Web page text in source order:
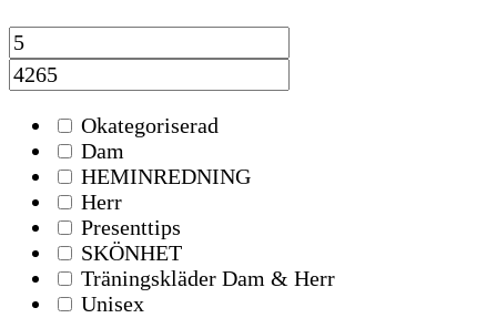
Okategoriserad
Dam
HEMINREDNING
Herr
Presenttips
SKÖNHET
Träningskläder Dam & Herr
Unisex